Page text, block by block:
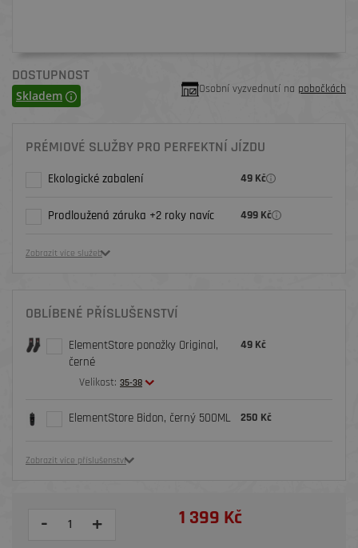
DOSTUPNOST
Skladem Osobní vyzvednutí na pobočkách
PRÉMIOVÉ SLUŽBY PRO PERFEKTNÍ JÍZDU
Ekologické zabalení 49 Kč
Prodloužená záruka +2 roky navíc 499 Kč
Zobrazit více služeb
OBLÍBENÉ PŘÍSLUŠENSTVÍ
ElementStore ponožky Original,
černé
Velikost: 35-38
49 Kč
ElementStore Bidon, černý 500ML 250 Kč
Zobrazit více příslušenství
- + 1 399 Kč